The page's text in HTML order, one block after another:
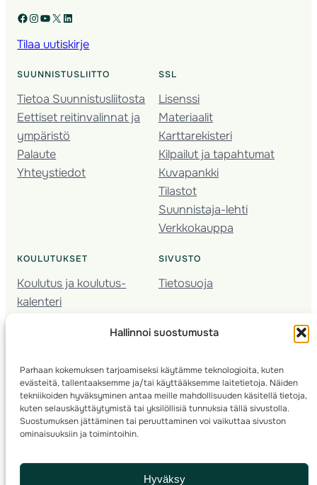
Hallinnoi suostumusta
Parhaan kokemuksen tarjoamiseksi käytämme teknologioita, kuten
evästeitä, tallentaaksemme ja/tai käyttääksemme laitetietoja. Näiden
tekniikoiden hyväksyminen antaa meille mahdollisuuden käsitellä tietoja,
kuten selauskäyttäytymistä tai yksilöllisiä tunnuksia tällä sivustolla.
Suostumuksen jättäminen tai peruuttaminen voi vaikuttaa sivuston
ominaisuuksiin ja toimintoihin.
Hyväksy
Facebook Instagram YouTube X LinkedIn
Tilaa uutiskirje
SUUNNISTUSLIITTO
Tietoa Suunnistusliitosta
Eettiset reitinvalinnat ja
ympäristö
Palaute
Yhteystiedot
SSL
Lisenssi
Materiaalit
Karttarekisteri
Kilpailut ja tapahtumat
Kuvapankki
Tilastot
Suunnistaja-lehti
Verkkokauppa
KOULUTUKSET
Koulutus ja koulutus­
kalenteri
Seura­kehittäminen
Kartoitus
Ratamestari
SIVUSTO
Tietosuoja
© 2025 ·Suomen Suunnistusliitto· Valimotie 10, 00380 Helsinki, Finland
info(a)suunnistusliitto.fi,Rastilipun asiat: rastilippu(a)suunnistusliitto.fi